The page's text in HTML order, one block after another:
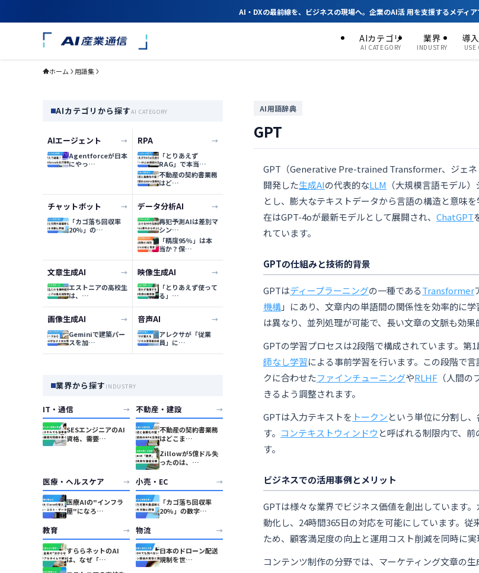
AI・DXの最前線を、ビジネスの現場へ。企業のAI活 用を支援するメディ
AIカテゴリ
AI CATEGORY
業界
INDUSTRY
導
USE
ホーム 用語集
AI用語辞典
GPT
GPT（Generative Pre-trained Transformer、ジェネ
開発した生成AIの代表的なLLM （大規模言語モデル
とし、膨大なテキストデータから言語の構造と意味
在はGPT-4oが最新モデルとして展開され、 ChatGPT
れています。
GPTの仕組みと技術的背景
GPTはディープラーニングの一種であるTransformer
機構」にあり、文章内の単語間の関係性を効率的に
は異なり、並列処理が可能で、長い文章の文脈も効果
GPTの学習プロセスは2段階で構成されています。
師なし学習による事前学習を行います。この段階で
クに合わせたファインチューニングやRLHF （人間
きるよう調整されます。
GPTは入力テキストを トークンという単位に分割し
す。 コンテキストウィンドウ と呼ばれる制限内で、
す。
ビジネスでの活用事例とメリット
GPTは様々な業界でビジネス価値を創出しています。
動化し、24時間365日の対応を可能にしています。
ため、顧客満足度の向上と運用コスト削減を同時に実
コンテンツ制作の分野では、マーケティング文章の
AIカテゴリから探すAI CATEGORY
AIエージェント
→
Agentforceが日本
にやっ…
RPA
→
「とりあえず
RAG」で本当…
不動産の契約書業務
はど…
チャットボット
→
「カゴ落ち回収率
20%」の…
データ分析AI
→
再犯予測AIは差別マ
シン…
「精度95%」は本
当か？保…
文章生成AI
→
エストニアの高校生
は、…
映像生成AI
→
「とりあえず使って
る」…
画像生成AI
→
Geminiで建築パー
スを加…
音声AI
→
アレクサが「従業
員」に…
業界から探す INDUSTRY
IT・通信 →
SESエンジニアのAI
資格、需要…
不動産・建設 →
不動産の契約書業務
はどこま…
Zillowが5億ドル失
ったのは、…
医療・ヘルスケア →
医療AIの"インフラ
屋"になろ…
小売・EC →
「カゴ落ち回収率
20%」の数字…
教育 →
すららネットのAI
は、なぜ「…
物流 →
日本のドローン配送
規制を世…